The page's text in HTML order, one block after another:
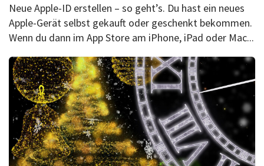
Neue Apple-ID erstellen – so geht’s. Du hast ein neues
Apple-Gerät selbst gekauft oder geschenkt bekommen.
Wenn du dann im App Store am iPhone, iPad oder Mac...